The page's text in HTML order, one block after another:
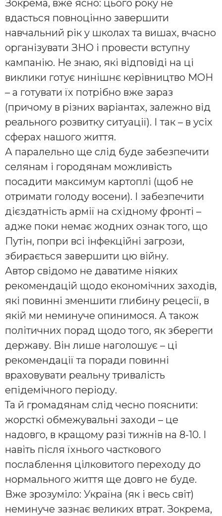
Зокрема, вже ясно: цього року не
вдасться повноцінно завершити
навчальний рік у школах та вишах, вчасно
організувати ЗНО і провести вступну
кампанію. Не знаю, які відповіді на ці
виклики готує нинішнє керівництво МОН
– а готувати їх потрібно вже зараз
(причому в різних варіантах, залежно від
реального розвитку ситуації). І так – в усіх
сферах нашого життя.
А паралельно ще слід буде забезпечити
селянам і городянам можливість
посадити максимум картоплі (щоб не
отримати голоду восени). І забезпечити
дієздатність армії на східному фронті –
адже поки немає жодних ознак того, що
Путін, попри всі інфекційні загрози,
збирається завершити цю війну.
Автор свідомо не даватиме ніяких
рекомендацій щодо економічних заходів,
які повинні зменшити глибину рецесії, в
якій ми неминуче опинимося. А також
політичних порад щодо того, як зберегти
державу. Він лише наголошує – ці
рекомендації та поради повинні
враховувати реальну тривалість
епідемічного періоду.
Та й громадянам слід чесно пояснити:
жорсткі обмежувальні заходи – це
надовго, в кращому разі тижнів на 8-10. І
навіть після їхнього часткового
послаблення цілковитого переходу до
нормального життя ще довго не буде.
Вже зрозуміло: Україна (як і весь світ)
неминуче зазнає великих втрат. Зокрема,